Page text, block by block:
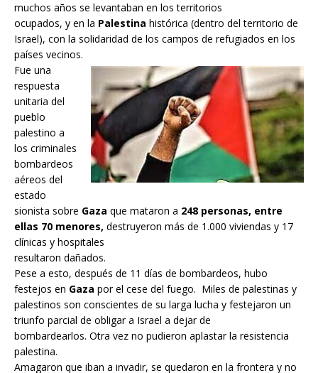
muchos años se levantaban en los territorios
ocupados, y en la Palestina histórica (dentro del territorio de
Israel), con la solidaridad de los campos de refugiados en los
países vecinos.
Fue una
respuesta
unitaria del
pueblo
palestino a
los criminales
bombardeos
aéreos del
estado
sionista sobre Gaza que mataron a 248 personas, entre
ellas 70 menores, destruyeron más de 1.000 viviendas y 17
clínicas y hospitales
resultaron dañados.
Pese a esto, después de 11 días de bombardeos, hubo
festejos en Gaza por el cese del fuego. Miles de palestinas y
palestinos son conscientes de su larga lucha y festejaron un
triunfo parcial de obligar a Israel a dejar de
bombardearlos. Otra vez no pudieron aplastar la resistencia
palestina.
Amagaron que iban a invadir, se quedaron en la frontera y no